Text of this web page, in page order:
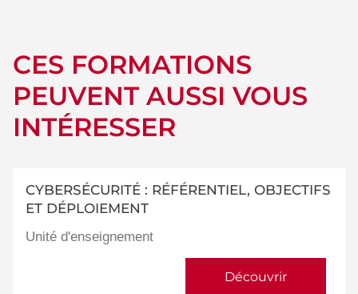
CES FORMATIONS
PEUVENT AUSSI VOUS
INTÉRESSER
CYBERSÉCURITÉ : RÉFÉRENTIEL, OBJECTIFS
ET DÉPLOIEMENT
Unité d'enseignement
Découvrir